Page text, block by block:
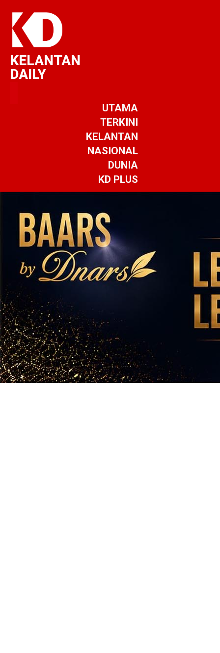
KELANTAN
DAILY
UTAMA
TERKINI
KELANTAN
NASIONAL
DUNIA
KD PLUS